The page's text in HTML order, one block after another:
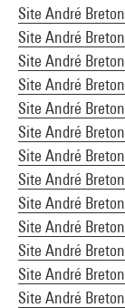
Site André Breton
Site André Breton
Site André Breton
Site André Breton
Site André Breton
Site André Breton
Site André Breton
Site André Breton
Site André Breton
Site André Breton
Site André Breton
Site André Breton
Site André Breton